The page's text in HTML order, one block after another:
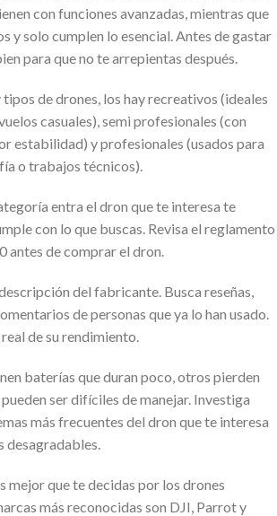
con funciones avanzadas, mientras que
y solo cumplen lo esencial. Antes de gastar
para que no te arrepientas después.
tipos de drones, los hay recreativos (ideales
casuales), semi profesionales (con
estabilidad) y profesionales (usados para
o trabajos técnicos).
entra el dron que te interesa te
con lo que buscas. Revisa el reglamento
antes de comprar el dron.
del fabricante. Busca reseñas,
de personas que ya lo han usado.
de su rendimiento.
baterías que duran poco, otros pierden
ser difíciles de manejar. Investiga
más frecuentes del dron que te interesa
desagradables.
mejor que te decidas por los drones
más reconocidas son DJI, Parrot y